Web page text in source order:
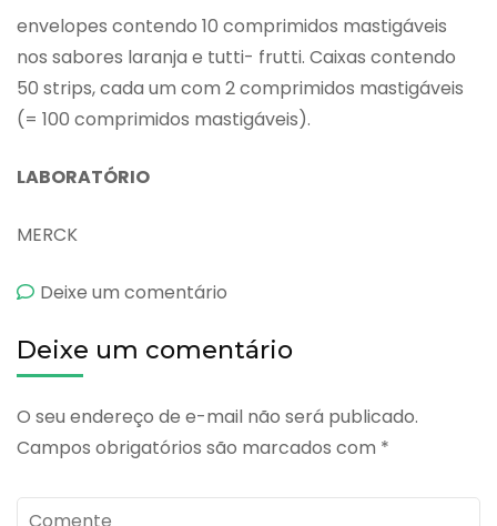
envelopes contendo 10 comprimidos mastigáveis
nos sabores laranja e tutti- frutti. Caixas contendo
50 strips, cada um com 2 comprimidos mastigáveis
(= 100 comprimidos mastigáveis).
LABORATÓRIO
MERCK
Deixe um comentário
Deixe um comentário
O seu endereço de e-mail não será publicado.
Campos obrigatórios são marcados com *
Comente